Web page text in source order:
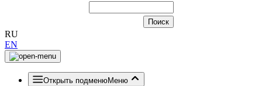
RU
EN
Открыть подменюМеню